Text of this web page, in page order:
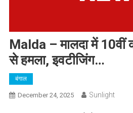
Malda – मालदा में 10वीं
से हमला, इवटीजिंग…
बंगाल
December 24, 2025 Sunlight